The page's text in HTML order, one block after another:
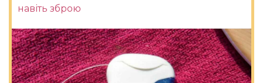
навіть зброю